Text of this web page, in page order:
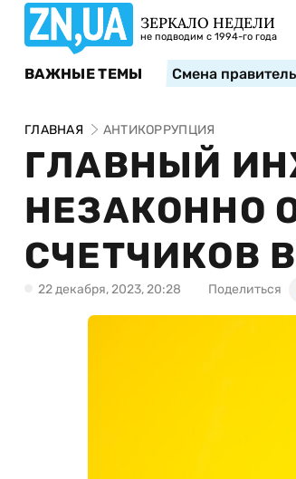
ЗЕРКАЛО НЕДЕЛИ
не подводим с 1994-го года
ВАЖНЫЕ ТЕМЫ Смена
ГЛАВНАЯ АНТИКОРРУПЦИЯ
ГЛАВНЫЙ
НЕЗАКОННО
СЧЕТЧИКОВ
22 декабря, 2023, 20:28 Поделиться